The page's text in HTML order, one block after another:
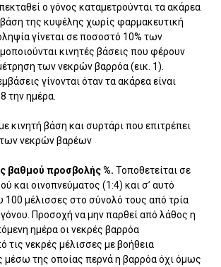
ο γόνος καταμετρούνται τα ακάρεα
της κυψέλης χωρίς φαρμακευτική
γίνεται σε ποσοστό 10% των
κινητές βάσεις που φέρουν
των νεκρών βαρρόα (εικ. 1).
γίνονται όταν τα ακάρεα είναι
την ημέρα.
κινητή βάση και συρτάρι που επιτρέπει
νεκρών βαρέων
βαθμού προσβολής %. Τοποθετείται σε
και οινοπνεύματος (1:4) και σ’ αυτό
100 μέλισσες στο σύνολό τους από τρία
γόνου. Προσοχή να μην παρθεί από λάθος η
ημέρα οι νεκρές βαρρόα
τις νεκρές μέλισσες με βοήθεια
μέσω της οποίας περνά η βαρρόα όχι όμως